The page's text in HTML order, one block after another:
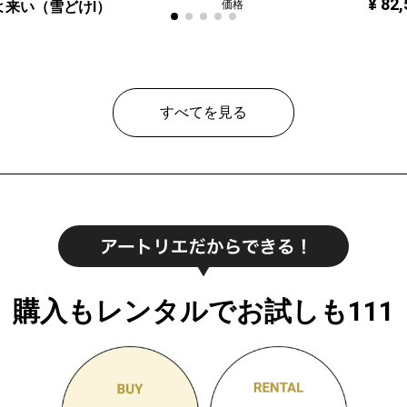
い（雪どけⅠ）
¥ 80,000
価格
¥
すべてを見る
購入もレンタルでお試しも111